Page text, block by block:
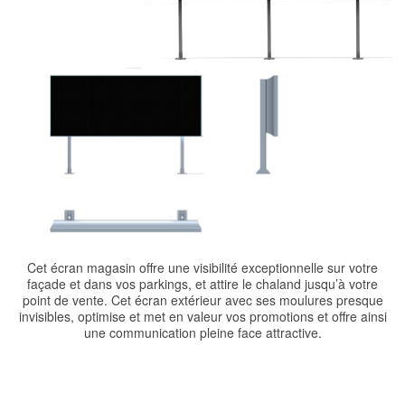
Cet écran magasin offre une visibilité exceptionnelle sur votre
façade et dans vos parkings, et attire le chaland jusqu’à votre
point de vente. Cet écran extérieur avec ses moulures presque
invisibles, optimise et met en valeur vos promotions et offre ainsi
une communication pleine face attractive.